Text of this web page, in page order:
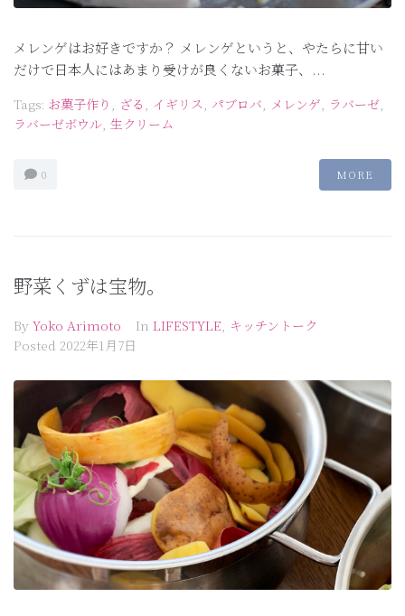
メレンゲはお好きですか？ メレンゲというと、やたらに甘い
だけで日本人にはあまり受けが良くないお菓子、...
Tags: お菓子作り ざる イギリス パブロバ メレンゲ ラバーゼ
ラバーゼボウル 生クリーム
0 MORE
野菜くずは宝物。
By Yoko Arimoto In LIFESTYLE キッチントーク
Posted 2022年1月7日